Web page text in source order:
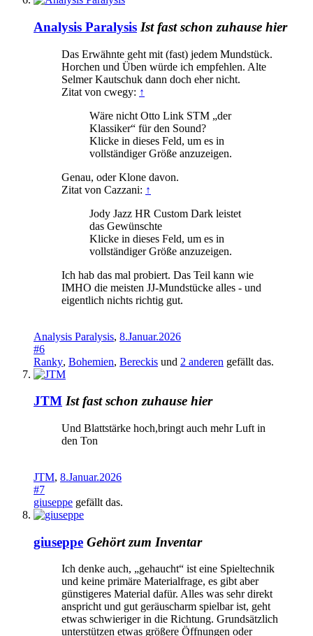
Analysis Paralysis Ist fast schon zuhause hier
Das Erwähnte geht mit (fast) jedem Mundstück.
Horchen und Üben würde ich empfehlen. Alte
Selmer Kautschuk dann doch eher nicht.
Zitat von cwegy: ↑
Wäre nicht Otto Link STM „der
Klassiker“ für den Sound?
Klicke in dieses Feld, um es in
vollständiger Größe anzuzeigen.
Genau, oder Klone davon.
Zitat von Cazzani: ↑
Jody Jazz HR Custom Dark leistet
das Gewünschte
Klicke in dieses Feld, um es in
vollständiger Größe anzuzeigen.
Ich hab das mal probiert. Das Teil kann wie
IMHO die meisten JJ-Mundstücke alles - und
eigentlich nichts richtig gut.
Analysis Paralysis, 8.Januar.2026
#6
Ranky, Bohemien, Bereckis und 2 anderen gefällt das.
JTM Ist fast schon zuhause hier
Und Blattstärke hoch,bringt auch mehr Luft in
den Ton
JTM, 8.Januar.2026
#7
giuseppe gefällt das.
giuseppe Gehört zum Inventar
Ich denke auch, „gehaucht“ ist eine Spieltechnik
und keine primäre Materialfrage, es gibt aber
günstigeres Material dafür. Alles was sehr direkt
anspricht und gut geräuscharm spielbar ist, geht
etwas schwieriger in die Richtung. Grundsätzlich
unterstützen etwas größere Öffnungen oder